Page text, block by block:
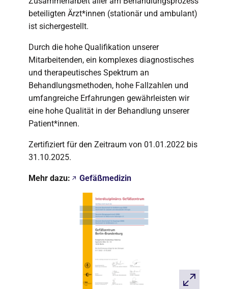
beteiligten Ärzt*innen (stationär und ambulant)
ist sichergestellt.
Durch die hohe Qualifikation unserer
Mitarbeitenden, ein komplexes diagnostisches
und therapeutisches Spektrum an
Behandlungsmethoden, hohe Fallzahlen und
umfangreiche Erfahrungen gewährleisten wir
eine hohe Qualität in der Behandlung unserer
Patient*innen.
Zertifiziert für den Zeitraum von 01.01.2022 bis
31.10.2025.
Mehr dazu: Gefäßmedizin